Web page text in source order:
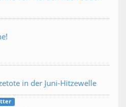
in der Juni-Hitzewelle